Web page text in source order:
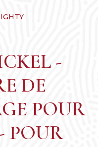
-
DE
POUR
POUR